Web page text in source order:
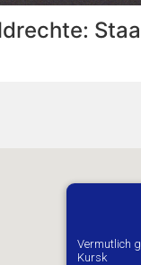
Vermutlich
Kursk